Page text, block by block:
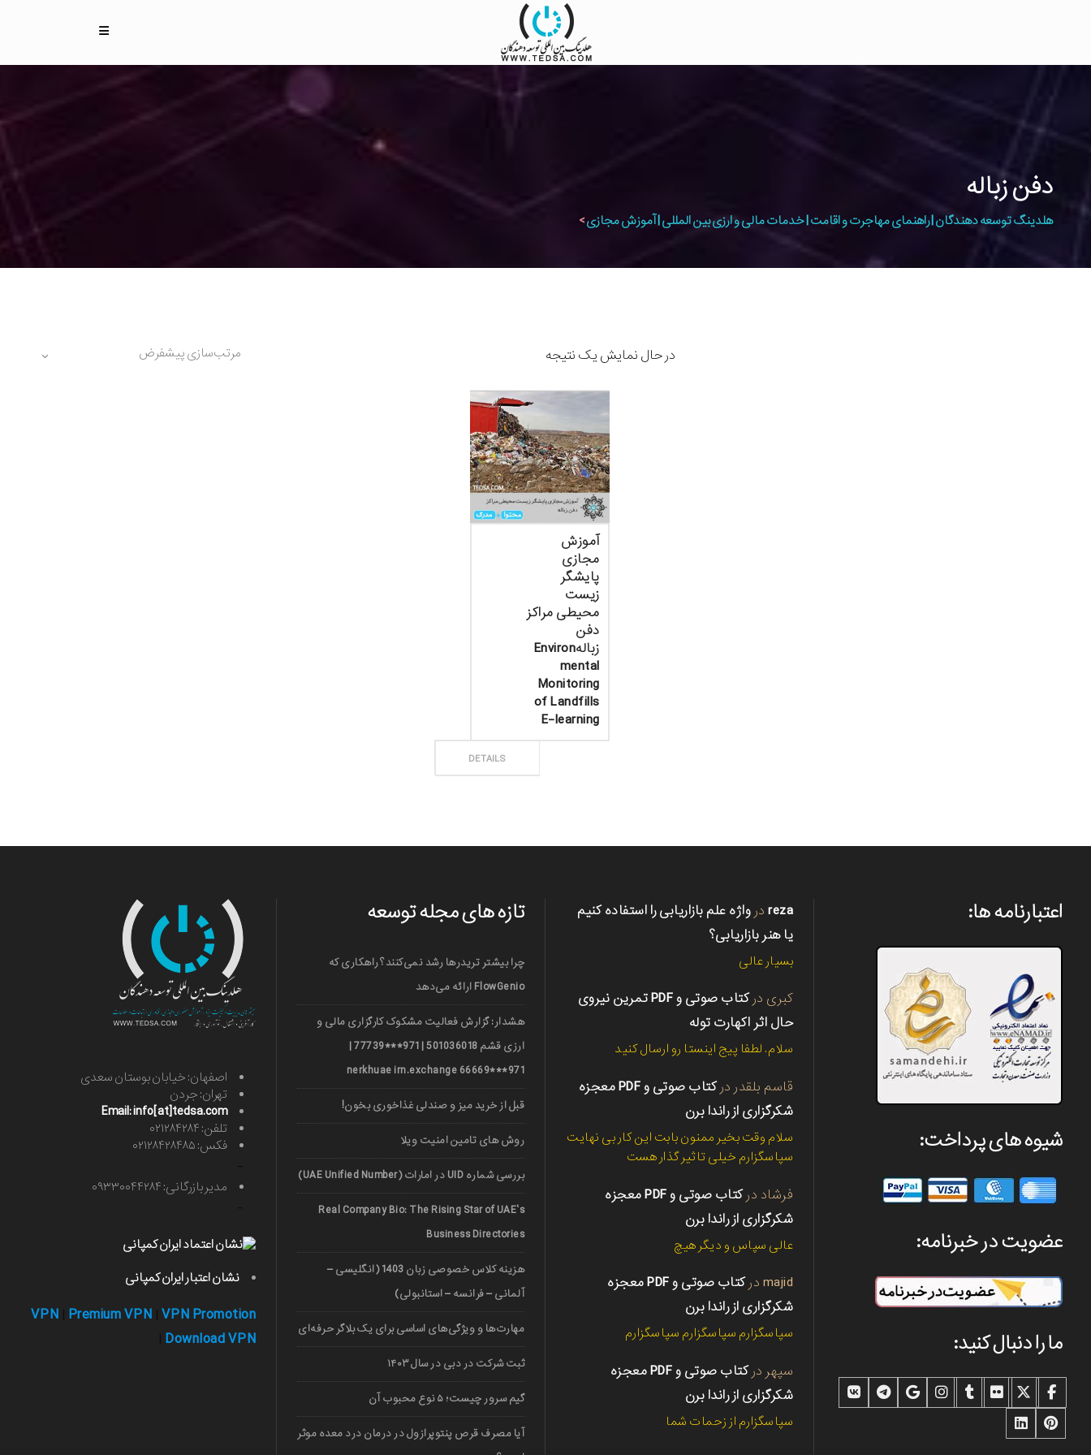
دفن زباله
هلدینگ توسعه دهندگان | راهنمای مهاجرت و اقامت | خدمات مالی و ارزی بین المللی | آموزش مجازی>
در حال نمایش یک نتیجه مرتب‌سازی پیشفرض
آموزش
مجازی
پایشگر
زیست
محیطی مراکز
دفن
زبالهEnviron
mental
Monitoring
of Landfills
E-learning
DETAILS
اصفهان: خیابان بوستان سعدی
تهران: جردن
Email: info[at]tedsa.com
تلفن: ۰۲۱۲۸۴۲۸۴
فکس: ۰۲۱۲۸۴۲۸۴۸۵
مدیر بازرگانی: ۰۹۳۳۰۰۴۴۲۸۴
نشان اعتبار ایران کمپانی
VPN Premium VPN VPN Promotion
Download VPN
تازه های مجله توسعه
چرا بیشتر تریدرها رشد نمی‌کنند؟ راهکاری که
FlowGenio ارائه می‌دهد
هشدار: گزارش فعالیت مشکوک کارگزاری مالی و
ارزی قشم 501036018 | 971***77739 |
971***66669 nerkhuae irn.exchange
قبل از خرید میز و صندلی غذاخوری بخون!
روش های تامین امنیت ویلا
بررسی شماره UID در امارات (UAE Unified Number)
Real Company Bio: The Rising Star of UAE’s
Business Directories
هزینه کلاس خصوصی زبان 1403 (انگلیسی –
آلمانی – فرانسه – استانبولی)
مهارت‌ها و ویژگی‌های اساسی برای یک بلاگر حرفه‌ای
ثبت شرکت در دبی در سال ۱۴۰۳
گیم سرور چیست؛ ۵ نوع محبوب آن
آیا مصرف قرص پنتوپرازول در درمان درد معده موثر
reza در واژه علم بازاریابی را استفاده کنیم
یا هنر بازاریابی؟
بسیار عالی
کبری در
کتاب صوتی و PDF تمرین نیروی
حال اثر اکهارت توله
سلام. لطفا پیج اینستا رو ارسال کنید
قاسم بلقدر در
کتاب صوتی و PDF معجزه
شکرگزاری از راندا برن
سلام وقت بخیر ممنون بابت این کار بی نهایت
سپاسگزارم خیلی تاثیر گذار هست
فرشاد در
کتاب صوتی و PDF معجزه
شکرگزاری از راندا برن
عالی سپاس و دیگر هیچ
majid در
کتاب صوتی و PDF معجزه
شکرگزاری از راندا برن
سپاسگزارم سپاسگزارم سپاسگزارم
سپهر در
کتاب صوتی و PDF معجزه
شکرگزاری از راندا برن
سپاسگزارم از زحمات شما
اعتبارنامه ها:
شیوه های پرداخت:
عضویت در خبرنامه:
ما را دنبال کنید: